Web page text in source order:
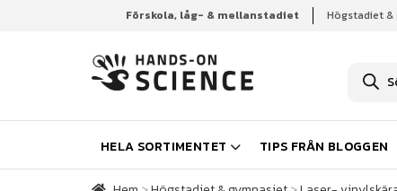
Förskola, låg- & mellanstadiet Högstadiet &
u
k
t
s
ö
HELA SORTIMENTET TIPS FRÅN BLOGGEN
Hem Högstadiet & gymnasiet Laser-